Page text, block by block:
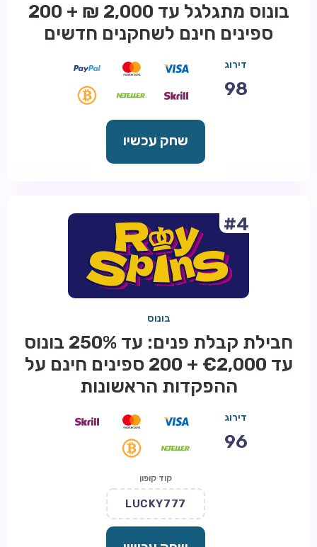
בונוס מתגלגל עד 2,000 ₪ + 200
ספינים חינם לשחקנים חדשים
דירוג
98
שחק עכשיו
#4
בונוס
חבילת קבלת פנים: עד 250% בונוס
עד €2,000 + 200 ספינים חינם על
ההפקדות הראשונות
דירוג
96
קוד קופון
LUCKY777